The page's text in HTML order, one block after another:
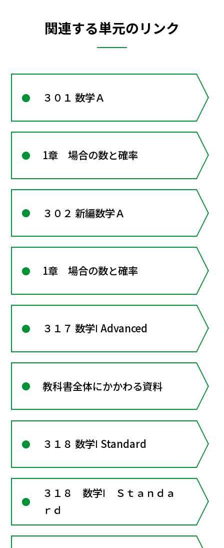
関連する単元のリンク
３０１ 数学Ａ
1章 場合の数と確率
３０２ 新編数学Ａ
1章 場合の数と確率
３１７ 数学Ⅰ Advanced
教科書全体にかかわる資料
３１８ 数学Ⅰ Standard
３１８ 数学Ⅰ Ｓｔａｎｄａ
ｒｄ